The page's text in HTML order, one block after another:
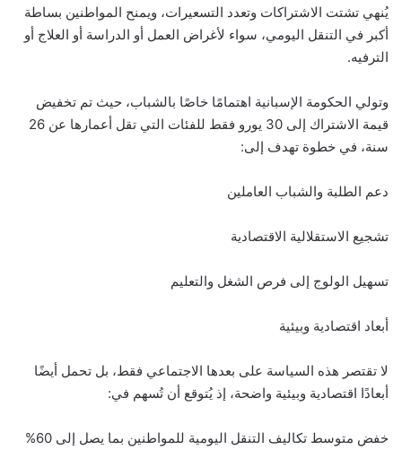
يُنهي تشتت الاشتراكات وتعدد التسعيرات، ويمنح المواطنين بساطة
أكبر في التنقل اليومي، سواء لأغراض العمل أو الدراسة أو العلاج أو
الترفيه.
وتولي الحكومة الإسبانية اهتمامًا خاصًا بالشباب، حيث تم تخفيض
قيمة الاشتراك إلى 30 يورو فقط للفئات التي تقل أعمارها عن 26
سنة، في خطوة تهدف إلى:
دعم الطلبة والشباب العاملين
تشجيع الاستقلالية الاقتصادية
تسهيل الولوج إلى فرص الشغل والتعليم
أبعاد اقتصادية وبيئية
لا تقتصر هذه السياسة على بعدها الاجتماعي فقط، بل تحمل أيضًا
أبعادًا اقتصادية وبيئية واضحة، إذ يُتوقع أن تُسهم في:
خفض متوسط تكاليف التنقل اليومية للمواطنين بما يصل إلى 60%